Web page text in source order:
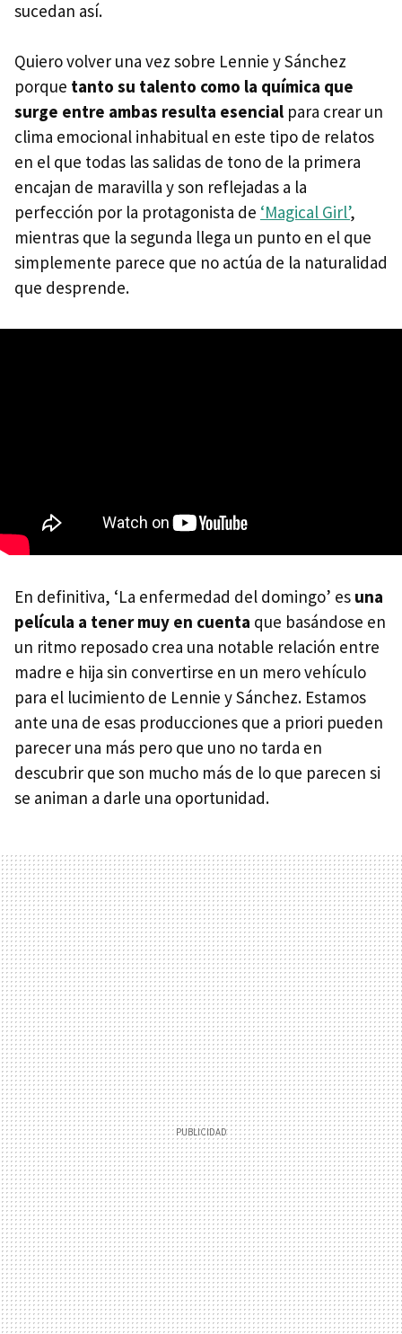
sucedan así.
Quiero volver una vez sobre Lennie y Sánchez
porque tanto su talento como la química que
surge entre ambas resulta esencial para crear un
clima emocional inhabitual en este tipo de relatos
en el que todas las salidas de tono de la primera
encajan de maravilla y son reflejadas a la
perfección por la protagonista de ‘Magical Girl’,
mientras que la segunda llega un punto en el que
simplemente parece que no actúa de la naturalidad
que desprende.
En definitiva, ‘La enfermedad del domingo’ es una
película a tener muy en cuenta que basándose en
un ritmo reposado crea una notable relación entre
madre e hija sin convertirse en un mero vehículo
para el lucimiento de Lennie y Sánchez. Estamos
ante una de esas producciones que a priori pueden
parecer una más pero que uno no tarda en
descubrir que son mucho más de lo que parecen si
se animan a darle una oportunidad.